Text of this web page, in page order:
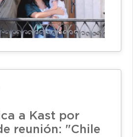
a Kast por
reunión: "Chile